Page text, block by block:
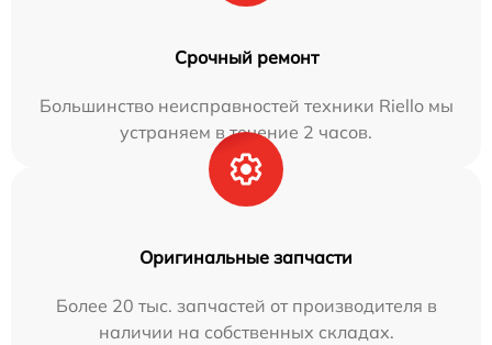
Срочный ремонт
Большинство неисправностей техники Riello мы
устраняем в течение 2 часов.
Оригинальные запчасти
Более 20 тыс. запчастей от производителя в
наличии на собственных складах.